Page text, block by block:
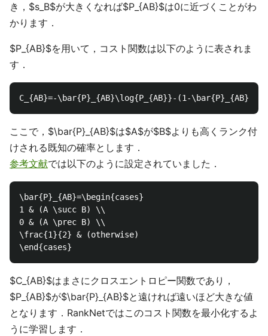
き，$s_B$が大きくなれば$P_{AB}$は0に近づくことがわ
かります．
$P_{AB}$を用いて，コスト関数は以下のように表されま
す．
ここで，$\bar{P}_{AB}$は$A$が$B$よりも高くランク付
けされる既知の確率とします．
参考文献では以下のように設定されていました．
\bar{P}_{AB}=\begin{cases}
1 & (A \succ B) \\
0 & (A \prec B) \\
\frac{1}{2} & (otherwise)
$C_{AB}$はまさにクロスエントロピー関数であり，
$P_{AB}$が$\bar{P}_{AB}$と遠ければ遠いほど大きな値
となります．RankNetではこのコスト関数を最小化するよ
うに学習します．